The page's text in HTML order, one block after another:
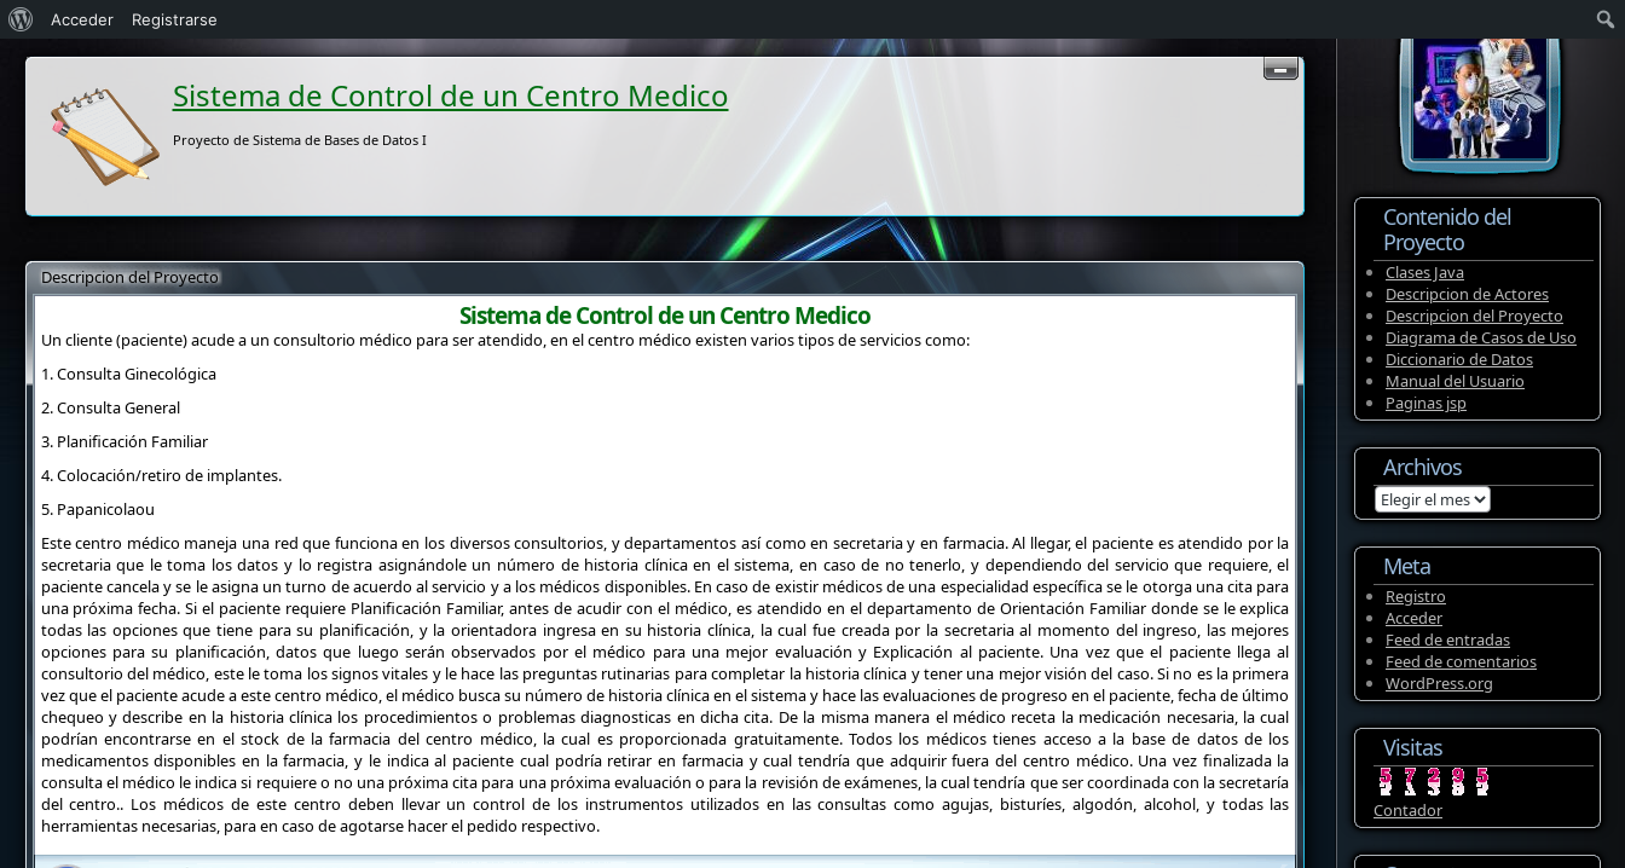
Sistema de Control de un Centro Medico
Proyecto de Sistema de Bases de Datos I
Descripcion del Proyecto
Sistema de Control de un Centro Medico
Un cliente (paciente) acude a un consultorio médico para ser atendido, en el centro médico existen varios tipos de servicios como:
1. Consulta Ginecológica
2. Consulta General
3. Planificación Familiar
4. Colocación/retiro de implantes.
5. Papanicolaou
Este centro médico maneja una red que funciona en los diversos consultorios, y departamentos así como en secretaria y en farmacia. Al llegar, el paciente es atendido por la
secretaria que le toma los datos y lo registra asignándole un número de historia clínica en el sistema, en caso de no tenerlo, y dependiendo del servicio que requiere, el
paciente cancela y se le asigna un turno de acuerdo al servicio y a los médicos disponibles. En caso de existir médicos de una especialidad específica se le otorga una cita para
una próxima fecha. Si el paciente requiere Planificación Familiar, antes de acudir con el médico, es atendido en el departamento de Orientación Familiar donde se le explica
todas las opciones que tiene para su planificación, y la orientadora ingresa en su historia clínica, la cual fue creada por la secretaria al momento del ingreso, las mejores
opciones para su planificación, datos que luego serán observados por el médico para una mejor evaluación y Explicación al paciente. Una vez que el paciente llega al
consultorio del médico, este le toma los signos vitales y le hace las preguntas rutinarias para completar la historia clínica y tener una mejor visión del caso. Si no es la primera
vez que el paciente acude a este centro médico, el médico busca su número de historia clínica en el sistema y hace las evaluaciones de progreso en el paciente, fecha de último
chequeo y describe en la historia clínica los procedimientos o problemas diagnosticas en dicha cita. De la misma manera el médico receta la medicación necesaria, la cual
podrían encontrarse en el stock de la farmacia del centro médico, la cual es proporcionada gratuitamente. Todos los médicos tienes acceso a la base de datos de los
medicamentos disponibles en la farmacia, y le indica al paciente cual podría retirar en farmacia y cual tendría que adquirir fuera del centro médico. Una vez finalizada la
consulta el médico le indica si requiere o no una próxima cita para una próxima evaluación o para la revisión de exámenes, la cual tendría que ser coordinada con la secretaría
del centro.. Los médicos de este centro deben llevar un control de los instrumentos utilizados en las consultas como agujas, bisturíes, algodón, alcohol, y todas las
herramientas necesarias, para en caso de agotarse hacer el pedido respectivo.
Contenido del
Proyecto
Clases Java
Descripcion de Actores
Descripcion del Proyecto
Diagrama de Casos de Uso
Diccionario de Datos
Manual del Usuario
Paginas jsp
Archivos
Archivos
Meta
Registro
Acceder
Feed de entradas
Feed de comentarios
WordPress.org
Visitas
Contador
Acerca
de
WordPress
Acceder Registrarse